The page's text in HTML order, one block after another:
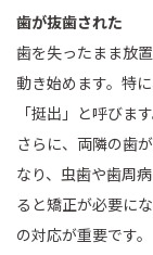
歯が抜歯された
歯を失ったまま放
動き始めます。特
「挺出」と呼びます
さらに、両隣の歯
なり、虫歯や歯周
ると矯正が必要に
の対応が重要です。